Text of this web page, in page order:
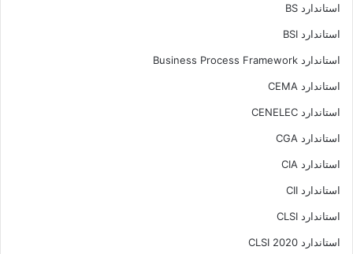
استاندارد BS
استاندارد BSI
استاندارد Business Process Framework
استاندارد CEMA
استاندارد CENELEC
استاندارد CGA
استاندارد CIA
استاندارد CII
استاندارد CLSI
استاندارد CLSI 2020